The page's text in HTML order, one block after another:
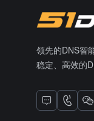
领先的DNS智
稳定、高效的